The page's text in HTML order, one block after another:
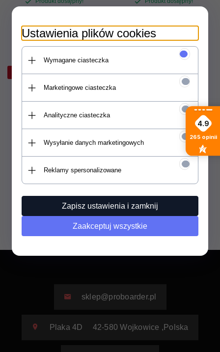
Promocja
Produkt dostępny!
25639,00 PLN
sklep@proboarder.pl
Plaka 4D 42-580 Wojkowice , Polska
Ustawienia plików cookies
Wymagane ciasteczka
Marketingowe ciasteczka
Analityczne ciasteczka
Wysyłanie danych marketingowych
Reklamy spersonalizowane
Zapisz ustawienia i zamknij
Zaakceptuj wszystkie
4.9
265 opinii